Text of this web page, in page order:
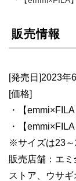
販売情報
[発売日]2023年
[価格]
・【
・【
※サイズは23～
販売店舗：エ
ストア、ウサ